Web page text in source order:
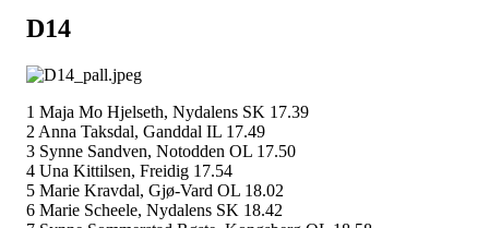
D14
1 Maja Mo Hjelseth, Nydalens SK 17.39
2 Anna Taksdal, Ganddal IL 17.49
3 Synne Sandven, Notodden OL 17.50
4 Una Kittilsen, Freidig 17.54
5 Marie Kravdal, Gjø-Vard OL 18.02
6 Marie Scheele, Nydalens SK 18.42